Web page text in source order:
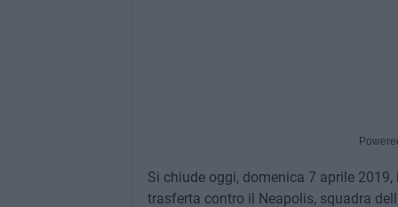
Si chiude oggi, domenica 7 aprile
trasferta contro il Neapolis, squadra